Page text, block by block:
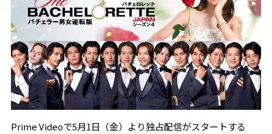
Prime Videoで5月1日（金）より独占配信がスタートする